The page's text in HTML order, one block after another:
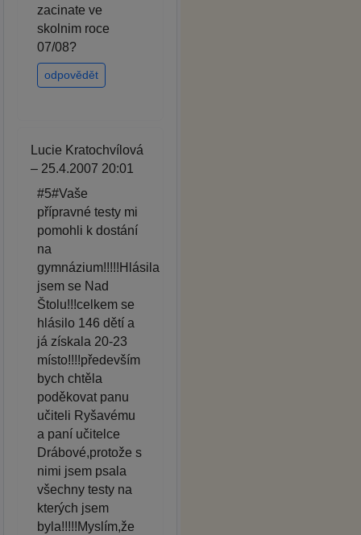
zacinate ve
skolnim roce
07/08?
odpovědět
Lucie Kratochvílová
– 25.4.2007 20:01
#5#Vaše
přípravné testy mi
pomohli k dostání
na
gymnázium!!!!!Hlásila
jsem se Nad
Štolu!!!celkem se
hlásilo 146 dětí a
já získala 20-23
místo!!!!především
bych chtěla
poděkovat panu
učiteli Ryšavému
a paní učitelce
Drábové,protože s
nimi jsem psala
všechny testy na
kterých jsem
byla!!!!!Myslím,že